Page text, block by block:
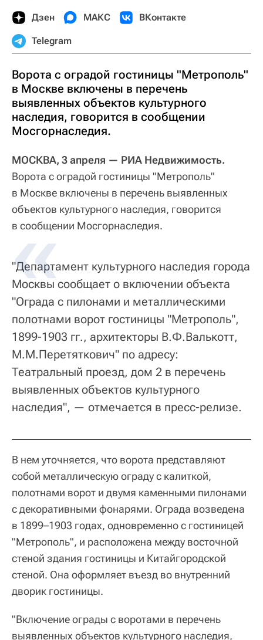
Дзен МАКС ВКонтакте
Telegram
Ворота с оградой гостиницы "Метрополь"
в Москве включены в перечень
выявленных объектов культурного
наследия, говорится в сообщении
Мосгорнаследия.
МОСКВА, 3 апреля — РИА Недвижимость.
Ворота с оградой гостиницы "Метрополь"
в Москве включены в перечень выявленных
объектов культурного наследия, говорится
в сообщении Мосгорнаследия.
"Департамент культурного наследия города
Москвы сообщает о включении объекта
"Ограда с пилонами и металлическими
полотнами ворот гостиницы "Метрополь",
1899-1903 гг., архитекторы В.Ф.Валькотт,
М.М.Перетяткович" по адресу:
Театральный проезд, дом 2 в перечень
выявленных объектов культурного
наследия", — отмечается в пресс-релизе.
В нем уточняется, что ворота представляют
собой металлическую ограду с калиткой,
полотнами ворот и двумя каменными пилонами
с декоративными фонарями. Ограда возведена
в 1899–1903 годах, одновременно с гостиницей
"Метрополь", и расположена между восточной
стеной здания гостиницы и Китайгородской
стеной. Она оформляет въезд во внутренний
дворик гостиницы.
"Включение ограды с воротами в перечень
выявленных объектов культурного наследия,